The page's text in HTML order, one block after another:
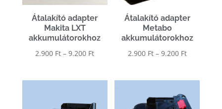
Átalakító adapter
Makita LXT
akkumulátorokhoz
2.900 Ft – 9.200 FtÁrtartomány:
-
Átalakító adapter
Metabo
akkumulátorokhoz
2.900 Ft – 9.200 Ft
-